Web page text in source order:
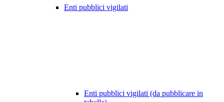
Enti pubblici vigilati
Enti pubblici vigilati (da pubblicare in